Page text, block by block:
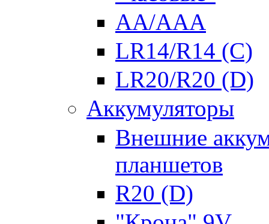
AA/AAA
LR14/R14 (C)
LR20/R20 (D)
Аккумуляторы
Внешние
планшетов
R20 (D)